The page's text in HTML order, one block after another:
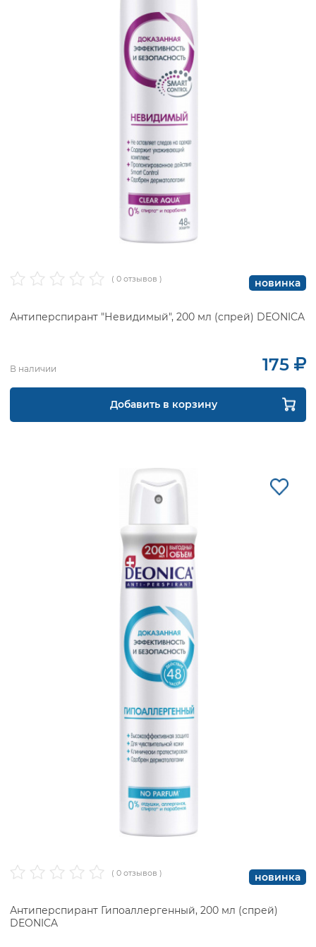
( 0 отзывов ) новинка
Антиперспирант "Невидимый", 200 мл (спрей) DEONICA
В наличии 175
Добавить в корзину
( 0 отзывов ) новинка
Антиперспирант Гипоаллергенный, 200 мл (спрей)
DEONICA